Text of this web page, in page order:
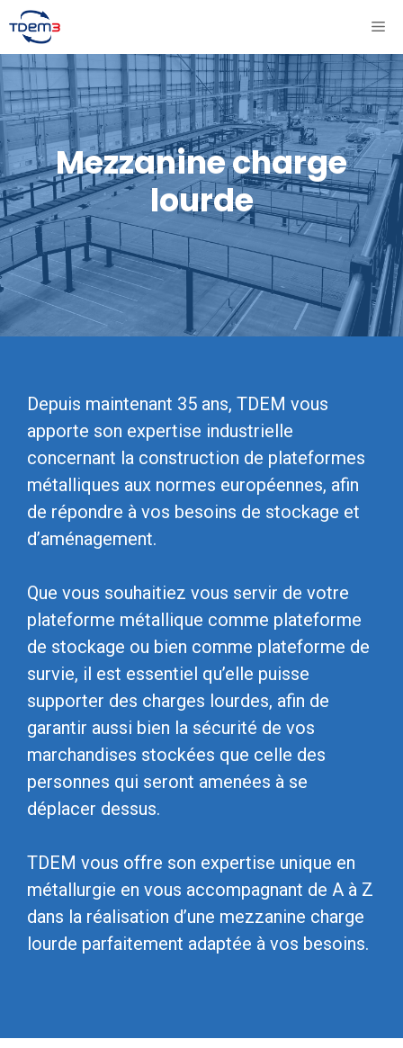
Aller
au
contenu
Mezzanine charge
lourde
Depuis maintenant 35 ans, TDEM vous
apporte son expertise industrielle
concernant la construction de plateformes
métalliques aux normes européennes, afin
de répondre à vos besoins de stockage et
d’aménagement.
Que vous souhaitiez vous servir de votre
plateforme métallique comme plateforme
de stockage ou bien comme plateforme de
survie, il est essentiel qu’elle puisse
supporter des charges lourdes, afin de
garantir aussi bien la sécurité de vos
marchandises stockées que celle des
personnes qui seront amenées à se
déplacer dessus.
TDEM vous offre son expertise unique en
métallurgie en vous accompagnant de A à Z
dans la réalisation d’une mezzanine charge
lourde parfaitement adaptée à vos besoins.